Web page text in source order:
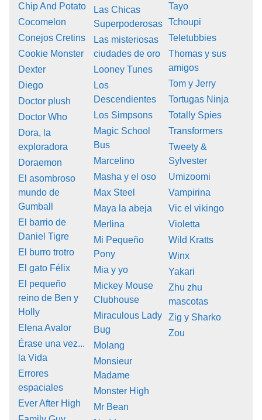
Chip And Potato
Cocomelon
Conejos Cretins
Cookie Monster
Dexter
Diego
Doctor plush
Doctor Who
Dora, la
exploradora
Doraemon
El asombroso
mundo de
Gumball
El barrio de
Daniel Tigre
El burro trotro
El gato Félix
El pequeño
reino de Ben y
Holly
Elena Avalor
Érase una vez...
la Vida
Errores
espaciales
Ever After High
Las Chicas
Superpoderosas
Las misteriosas
ciudades de oro
Looney Tunes
Los
Descendientes
Los Simpsons
Magic School
Bus
Marcelino
Masha y el oso
Max Steel
Maya la abeja
Merlina
Mi Pequeño
Pony
Mia y yo
Mickey Mouse
Clubhouse
Miraculous Lady
Bug
Molang
Monsieur
Madame
Monster High
Mr Bean
Tayo
Tchoupi
Teletubbies
Thomas y sus
amigos
Tom y Jerry
Tortugas Ninja
Totally Spies
Transformers
Tweety &
Sylvester
Umizoomi
Vampirina
Vic el vikingo
Violetta
Wild Kratts
Winx
Yakari
Zhu zhu
mascotas
Zig y Sharko
Zou